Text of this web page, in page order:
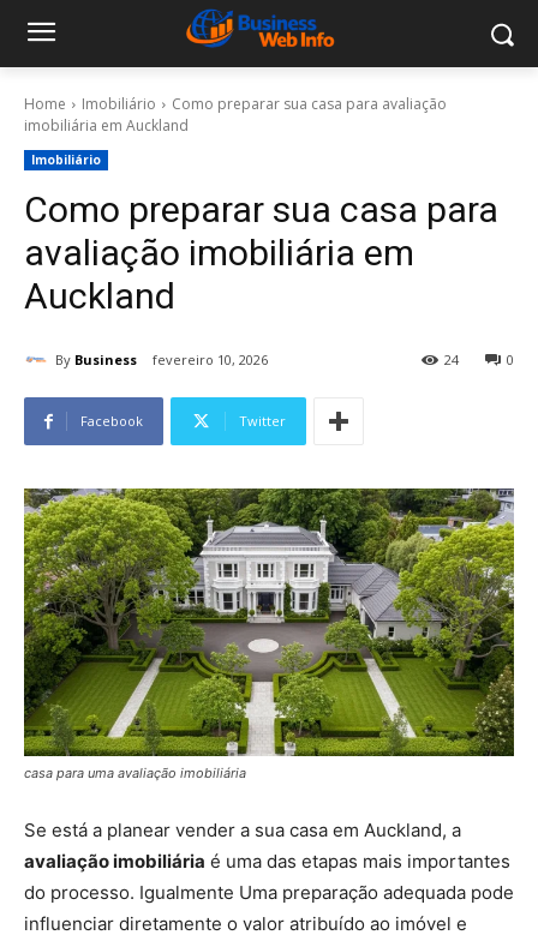
Home Imobiliário
Como preparar sua casa para avaliação
imobiliária em Auckland
Imobiliário
Como preparar sua casa para
avaliação imobiliária em
Auckland
By Business fevereiro 10, 2026 0
24
Facebook Twitter
casa para uma avaliação imobiliária
Se está a planear vender a sua casa em Auckland, a
avaliação imobiliária é uma das etapas mais importantes
do processo. Igualmente Uma preparação adequada pode
influenciar diretamente o valor atribuído ao imóvel e